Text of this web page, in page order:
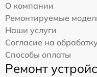
О компании
Ремонтируемые
Наши услуги
Согласие на
Способы оплаты
Ремонт